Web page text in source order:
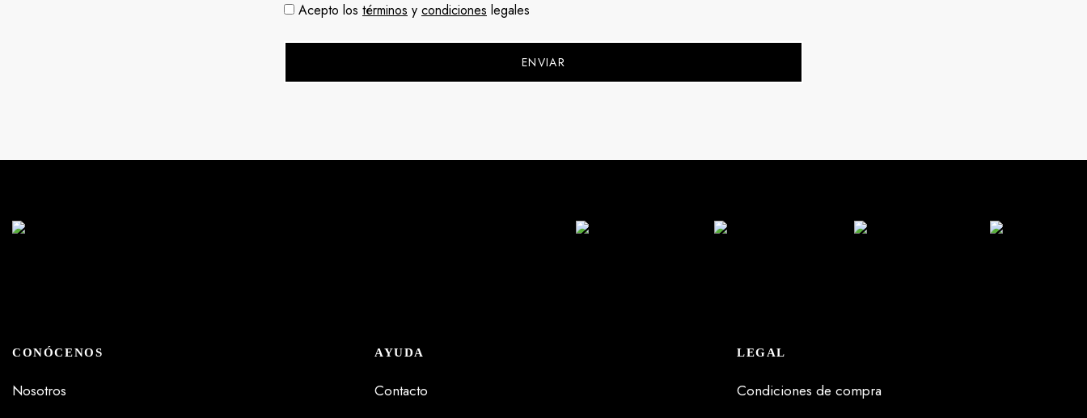
Acepto los términos y condiciones legales
CONÓCENOS
Nosotros
AYUDA
Contacto
LEGAL
Condiciones de compra